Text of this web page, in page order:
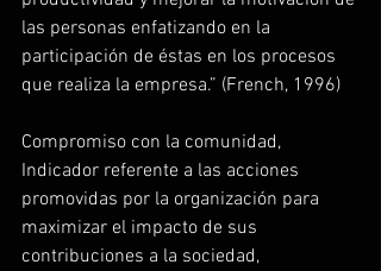
las personas enfatizando en la
participación de éstas en los procesos
que realiza la empresa.” (French, 1996)
Compromiso con la comunidad,
Indicador referente a las acciones
promovidas por la organización para
maximizar el impacto de sus
contribuciones a la sociedad,